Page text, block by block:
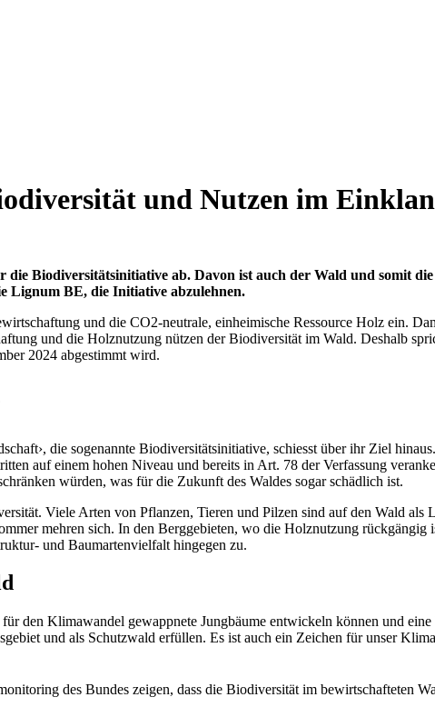
und Nutzen im
die Biodiversitätsinitiative ab. Davon ist auch der Wald und somit
Lignum BE, die Initiative abzulehnen.
und die CO2-neutrale, einheimische Ressource Holz ein.
und die Holznutzung nützen der Biodiversität im Wald. Deshalb
2024 abgestimmt wird.
die sogenannte Biodiversitätsinitiative, schiesst über ihr Ziel
auf einem hohen Niveau und bereits in Art. 78 der Verfassung
würden, was für die Zukunft des Waldes sogar schädlich ist.
Viele Arten von Pflanzen, Tieren und Pilzen sind auf den Wald
mehren sich. In den Berggebieten, wo die Holznutzung
und Baumartenvielfalt hingegen zu.
den Klimawandel gewappnete Jungbäume entwickeln können und
und als Schutzwald erfüllen. Es ist auch ein Zeichen für unser
des Bundes zeigen, dass die Biodiversität im bewirtschafteten